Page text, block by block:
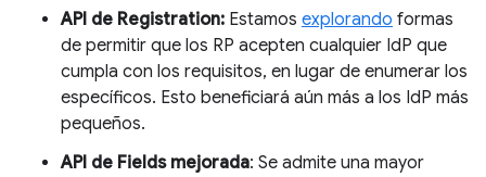
API de Registration: Estamos explorando formas
de permitir que los RP acepten cualquier IdP que
cumpla con los requisitos, en lugar de enumerar los
específicos. Esto beneficiará aún más a los IdP más
pequeños.
API de Fields mejorada: Se admite una mayor